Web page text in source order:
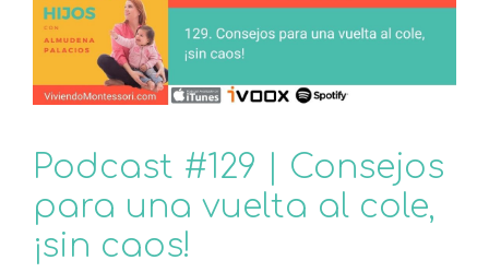
Podcast #129 | Consejos
para una vuelta al cole,
¡sin caos!